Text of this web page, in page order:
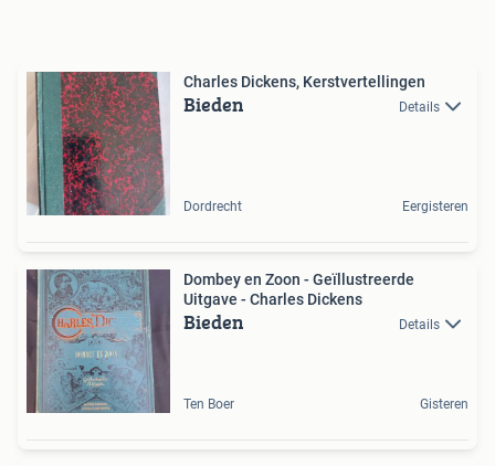
Charles Dickens, Kerstvertellingen
Bieden Details
Dordrecht Eergisteren
Dombey en Zoon - Geïllustreerde
Uitgave - Charles Dickens
Bieden Details
Ten Boer Gisteren